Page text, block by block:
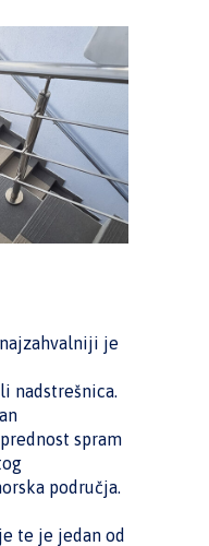
je
nadstrešnica.
spram
područja.
te je jedan od